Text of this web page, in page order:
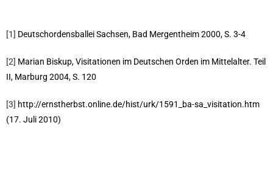
[1] Deutschordensballei Sachsen, Bad Mergentheim 2000, S. 3-4
[2] Marian Biskup, Visitationen im Deutschen Orden im Mittelalter. Teil
II, Marburg 2004, S. 120
[3] http://ernstherbst.online.de/hist/urk/1591_ba-sa_visitation.htm
(17. Juli 2010)